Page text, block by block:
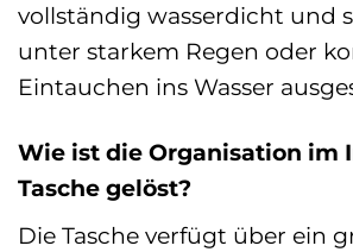
vollständig wasserdicht und
unter starkem Regen oder
Eintauchen ins Wasser
Wie ist die Organisation im
Tasche gelöst?
Die Tasche verfügt über ein